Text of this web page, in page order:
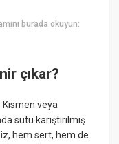
burada okuyun:
çıkar?
veya
sütü karıştırılmış
hem sert, hem de